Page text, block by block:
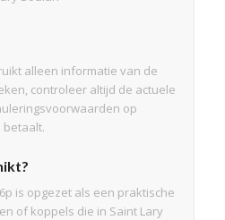
alleen informatie van de
controleer altijd de actuele
op
betaalt.
is opgezet als een praktische
of koppels die in Saint Lary